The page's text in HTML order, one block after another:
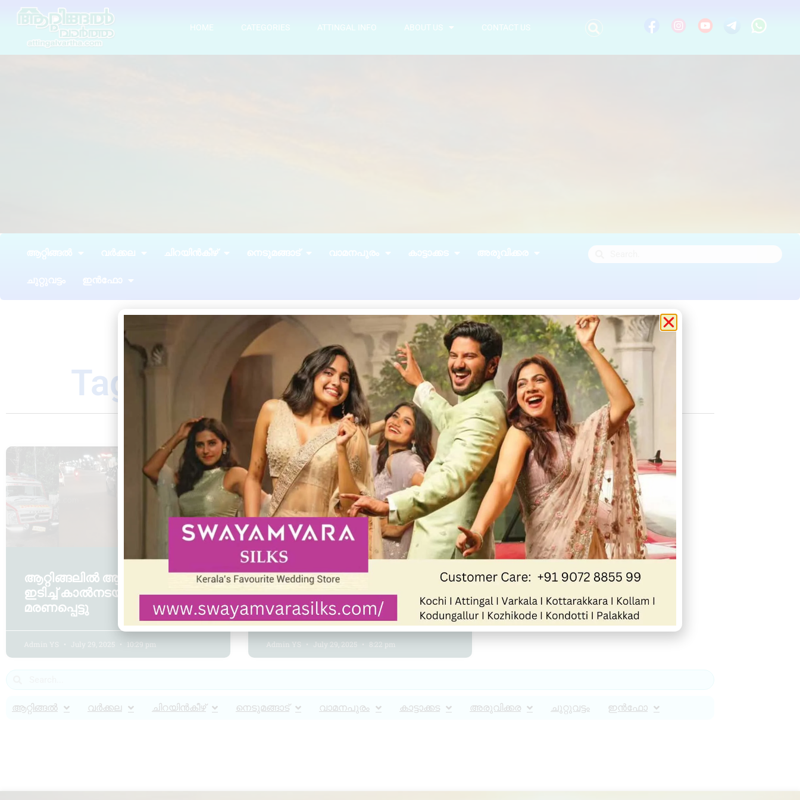
HOME CATEGORIES ATTINGAL INFO ABOUT US CONTACT US
ആറ്റിങ്ങൽ വർക്കല ചിറയിൻകീഴ് നെടുമങ്ങാട് വാമനപുരം കാട്ടാക്കട അരുവിക്കര
ചുറ്റുവട്ടം ഇൻഫോ
Tag: കാൽനടയാത്രക്കാരൻ മരണം
ആറ്റിങ്ങൽ
ആറ്റിങ്ങലിൽ ആംബുലൻസ്
ഇടിച്ച് കാൽനടയാത്രക്കാരൻ
മരണപ്പെട്ടു
Admin YS July 29, 2025 10:29 pm
ആറ്റിങ്ങൽ
ആറ്റിങ്ങലിൽ ജാക്ക് ഹാമർ
മെഷീനുകൾ മോഷണം ചെയ്ത
പ്രതികൾ അറസ്റ്റിൽ
Admin YS July 29, 2025 8:22 pm
ആറ്റിങ്ങൽ വർക്കല ചിറയിൻകീഴ് നെടുമങ്ങാട് വാമനപുരം കാട്ടാക്കട അരുവിക്കര ചുറ്റുവട്ടം ഇൻഫോ